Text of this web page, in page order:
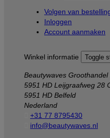
Volgen van
Inloggen
Account aanmaken
Winkel informatie Toggle
Beautywaves
5951 HD Leijgraafweg 28
5951 HD Belfeld
Nederland
+31 77 8795430
info@beautywaves.nl